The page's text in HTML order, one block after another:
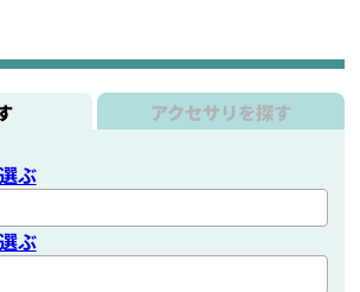
アクセサリを探す
ぶ
ぶ